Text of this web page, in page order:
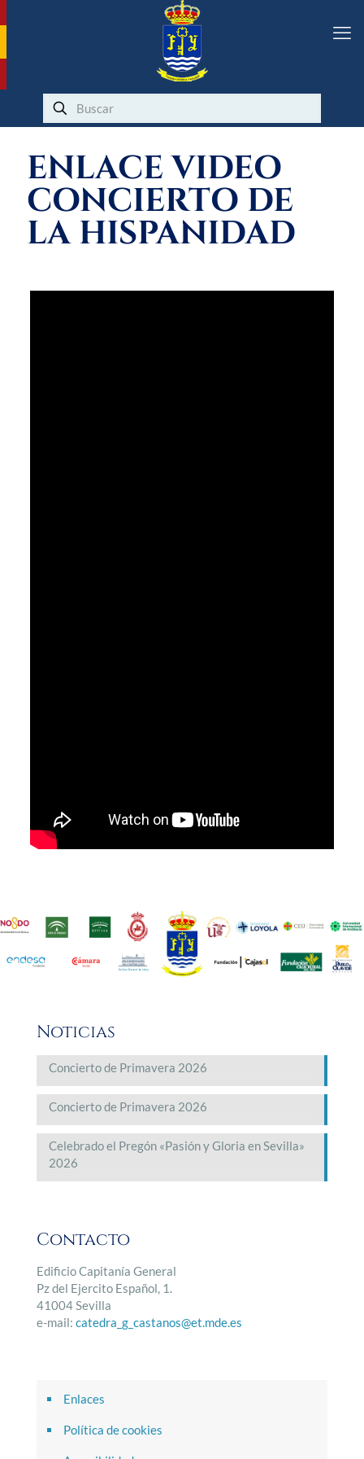
ENLACE VIDEO
CONCIERTO DE
LA HISPANIDAD
Noticias
Concierto de Primavera 2026
Concierto de Primavera 2026
Celebrado el Pregón «Pasión y Gloria en Sevilla»
2026
Contacto
Edificio Capitanía General
Pz del Ejercito Español, 1.
41004 Sevilla
e-mail: catedra_g_castanos@et.mde.es
Enlaces
Política de cookies